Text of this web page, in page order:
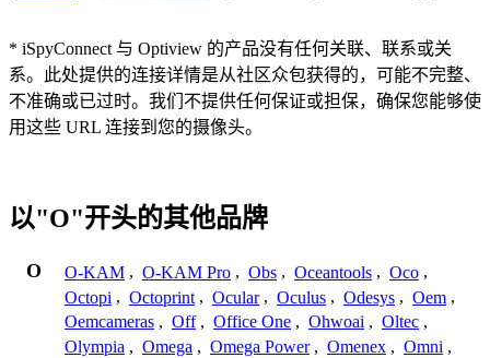
* iSpyConnect 与 Optiview 的产品没有任何关联、联系或关
系。此处提供的连接详情是从社区众包获得的，可能不完整、
不准确或已过时。我们不提供任何保证或担保，确保您能够使
用这些 URL 连接到您的摄像头。
以"O"开头的其他品牌
O O-KAM , O-KAM Pro , Obs , Oceantools , Oco ,
Octopi , Octoprint , Ocular , Oculus , Odesys , Oem ,
Oemcameras , Off , Office One , Ohwoai , Oltec ,
Olympia , Omega , Omega Power , Omenex , Omni ,